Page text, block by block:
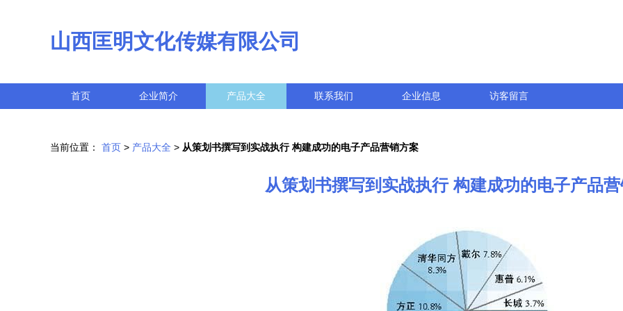
山西匡明文化传媒有限公司
首页 企业简介 产品大全 联系我们 企业信息 访客留言
当前位置： 首页 > 产品大全 > 从策划书撰写到实战执行 构建成功的电子产品营销方案
从策划书撰写到实战执行 构建成功的电子产品